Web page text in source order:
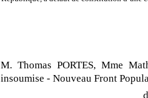
M. Thomas PORTES, Mme
insoumise - Nouveau Front